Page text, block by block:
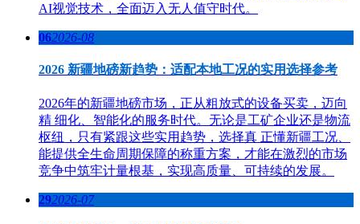
AI视觉技术，全面迈入无人值守时代。
062026-08
2026 新疆地磅新趋势：适配本地工况的实用选择参考
2026年的新疆地磅市场，正从粗放式的设备买卖，迈向
精 细化、智能化的服务时代。无论是工矿企业还是物流
枢纽，只有紧跟这些实用趋势，选择真 正懂新疆工况、
能提供全生命周期保障的称重方案，才能在激烈的市场
竞争中筑牢计量根基，实现高质量、可持续的发展。
292026-07